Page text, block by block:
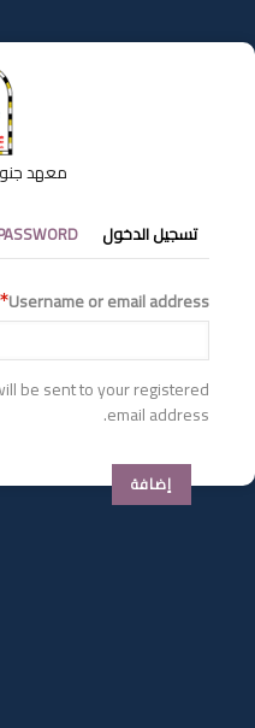
إلى
المحتوى
معهد
التبويبات
الأساسية
تسجيل الدخول
Username or email address
be sent to your registered
email address.